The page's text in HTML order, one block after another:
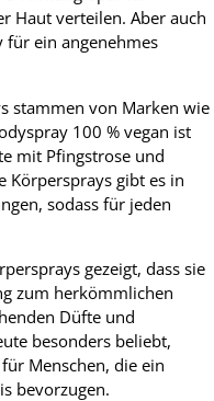
Haut verteilen. Aber auch
für ein angenehmes
stammen von Marken wie
100 % vegan ist
mit Pfingstrose und
Körpersprays gibt es in
sodass für jeden
gezeigt, dass sie
zum herkömmlichen
Düfte und
besonders beliebt,
Menschen, die ein
bevorzugen.